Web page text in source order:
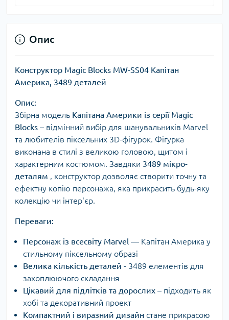
Опис
Конструктор Magic Blocks MW-SS04 Капітан
Америка, 3489 деталей
Опис:
Збірна модель Капітана Америки із серії Magic
Blocks – відмінний вибір для шанувальників Marvel
та любителів піксельних 3D-фігурок. Фігурка
виконана в стилі з великою головою, щитом і
характерним костюмом. Завдяки 3489 мікро-
деталям , конструктор дозволяє створити точну та
ефектну копію персонажа, яка прикрасить будь-яку
колекцію чи інтер'єр.
Переваги:
Персонаж із всесвіту Marvel — Капітан Америка у
стильному піксельному образі
Велика кількість деталей - 3489 елементів для
захоплюючого складання
Цікавий для підлітків та дорослих – підходить як
хобі та декоративний проект
Компактний і виразний дизайн стане прикрасою